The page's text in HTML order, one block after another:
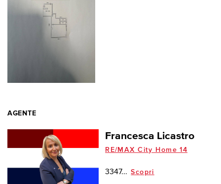
AGENTE
Francesca Licastro
RE/MAX City Home 14
3347... Scopri